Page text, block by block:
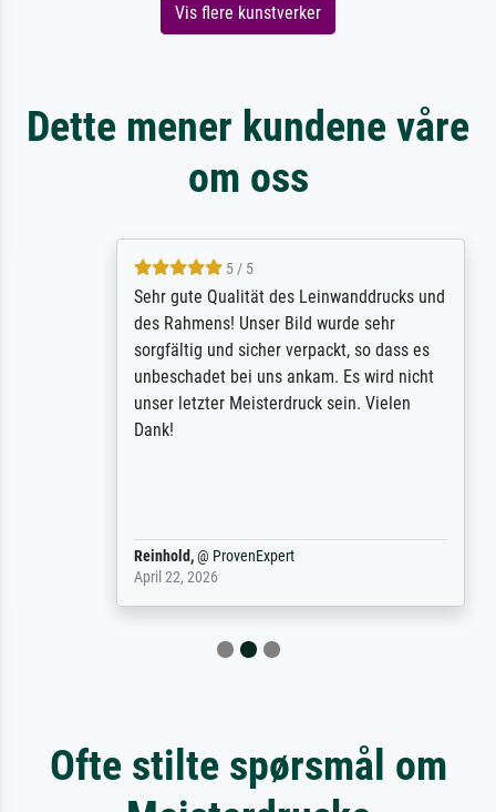
Vis flere kunstverker
Dette mener kundene våre
om oss
5 / 5
Sehr gute Qualität des Leinwanddrucks und
des Rahmens! Unser Bild wurde sehr
sorgfältig und sicher verpackt, so dass es
unbeschadet bei uns ankam. Es wird nicht
unser letzter Meisterdruck sein. Vielen
Reinhold,@ProvenExpert
April 22, 2026
Ofte stilte spørsmål om